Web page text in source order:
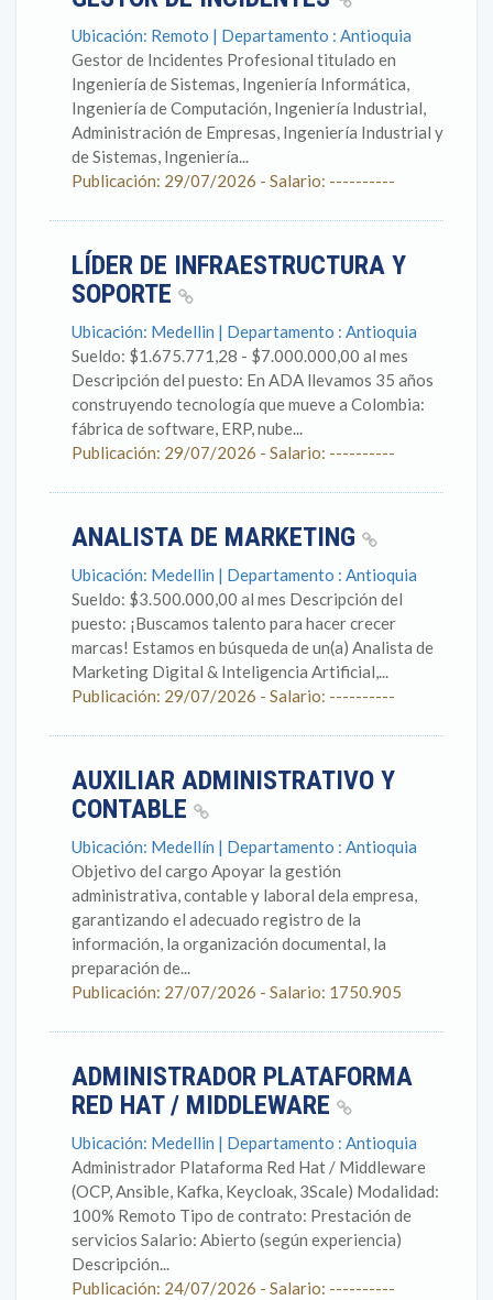
Ubicación: Remoto | Departamento : Antioquia
Gestor de Incidentes Profesional titulado en
Ingeniería de Sistemas, Ingeniería Informática,
Ingeniería de Computación, Ingeniería Industrial,
Administración de Empresas, Ingeniería Industrial y
de Sistemas, Ingeniería...
Publicación: 29/07/2026 - Salario: ----------
LÍDER DE INFRAESTRUCTURA Y
SOPORTE
Ubicación: Medellin | Departamento : Antioquia
Sueldo: $1.675.771,28 - $7.000.000,00 al mes
Descripción del puesto: En ADA llevamos 35 años
construyendo tecnología que mueve a Colombia:
fábrica de software, ERP, nube...
Publicación: 29/07/2026 - Salario: ----------
ANALISTA DE MARKETING
Ubicación: Medellin | Departamento : Antioquia
Sueldo: $3.500.000,00 al mes Descripción del
puesto: ¡Buscamos talento para hacer crecer
marcas! Estamos en búsqueda de un(a) Analista de
Marketing Digital & Inteligencia Artificial,...
Publicación: 29/07/2026 - Salario: ----------
AUXILIAR ADMINISTRATIVO Y
CONTABLE
Ubicación: Medellín | Departamento : Antioquia
Objetivo del cargo Apoyar la gestión
administrativa, contable y laboral dela empresa,
garantizando el adecuado registro de la
información, la organización documental, la
preparación de...
Publicación: 27/07/2026 - Salario: 1750.905
ADMINISTRADOR PLATAFORMA
RED HAT / MIDDLEWARE
Ubicación: Medellin | Departamento : Antioquia
Administrador Plataforma Red Hat / Middleware
(OCP, Ansible, Kafka, Keycloak, 3Scale) Modalidad:
100% Remoto Tipo de contrato: Prestación de
servicios Salario: Abierto (según experiencia)
Descripción...
Publicación: 24/07/2026 - Salario: ----------